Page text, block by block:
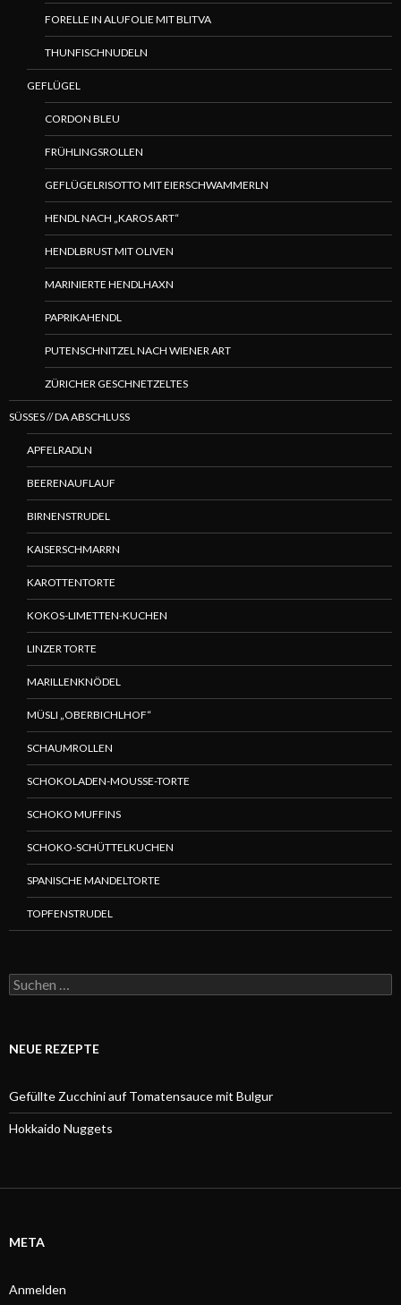
FORELLE IN ALUFOLIE MIT BLITVA
THUNFISCHNUDELN
GEFLÜGEL
CORDON BLEU
FRÜHLINGSROLLEN
GEFLÜGELRISOTTO MIT EIERSCHWAMMERLN
HENDL NACH „KAROS ART“
HENDLBRUST MIT OLIVEN
MARINIERTE HENDLHAXN
PAPRIKAHENDL
PUTENSCHNITZEL NACH WIENER ART
ZÜRICHER GESCHNETZELTES
SÜSSES // DA ABSCHLUSS
APFELRADLN
BEERENAUFLAUF
BIRNENSTRUDEL
KAISERSCHMARRN
KAROTTENTORTE
KOKOS-LIMETTEN-KUCHEN
LINZER TORTE
MARILLENKNÖDEL
MÜSLI „OBERBICHLHOF“
SCHAUMROLLEN
SCHOKOLADEN-MOUSSE-TORTE
SCHOKO MUFFINS
SCHOKO-SCHÜTTELKUCHEN
SPANISCHE MANDELTORTE
TOPFENSTRUDEL
Suchen
nach:
NEUE REZEPTE
Gefüllte Zucchini auf Tomatensauce mit Bulgur
Hokkaido Nuggets
META
Anmelden